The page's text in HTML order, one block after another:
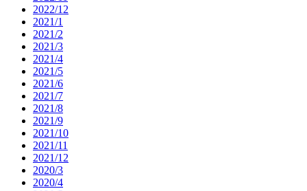
2022/12
2021/1
2021/2
2021/3
2021/4
2021/5
2021/6
2021/7
2021/8
2021/9
2021/10
2021/11
2021/12
2020/3
2020/4